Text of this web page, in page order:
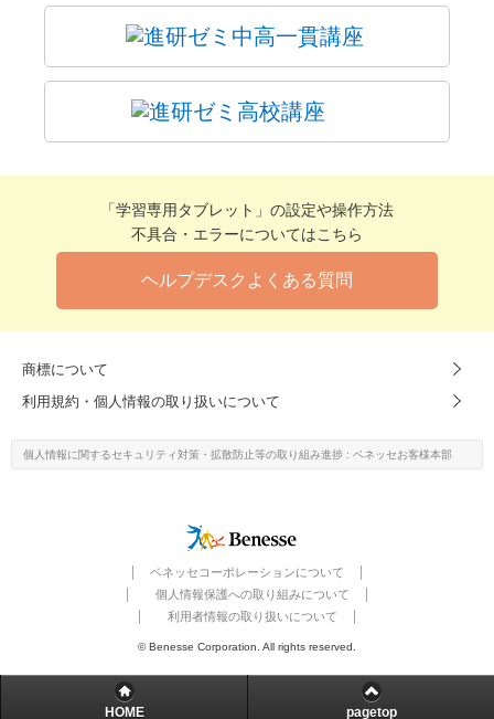
「学習専用タブレット」の設定や操作方法
不具合・エラーについてはこちら
ヘルプデスクよくある質問
商標について
利用規約・個人情報の取り扱いについて
個人情報に関するセキュリティ対策・ 拡散防止等の取り組み進捗 : ベネッセお客様本部
ベネッセコーポレーションについて
個人情報保護への取り組みについて
利用者情報の取り扱いについて
© Benesse Corporation. All rights reserved.
HOME pagetop